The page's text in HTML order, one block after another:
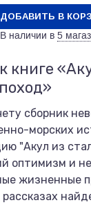
ДОБАВИТЬ В
В наличии в 5
книге
сборник
морских
"Акул из
оптимизм и
жизненные